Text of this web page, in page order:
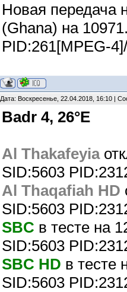
Новая передача
(Ghana) на
PID:261[MPEG-
Дата: Воскресенье, 22.04.2018, 16:10 |
Badr 4, 26°E
Al Thakafeyia
SID:5603
Al Thaqafiah HD
SID:5603
SBC в тесте на
SID:5603
SBC HD в тесте
SID:5603